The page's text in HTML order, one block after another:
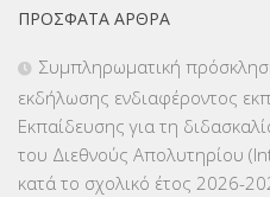
ΕΠΙΜΟΡΦΩΣΗ Τ.Π.Ε.(10)
ΕΥΡΩΠΑΪΚΑ ΠΡΟΓΡΑΜΜΑΤΑ
ΠΡΌΣΦΑΤΑ ΆΡΘΡΑ
Συμπληρωματική
εκδήλωσης ενδιαφέροντος
Εκπαίδευσης για τη
του Διεθνούς Απολυτηρίου
κατά το σχολικό έτος 2026-